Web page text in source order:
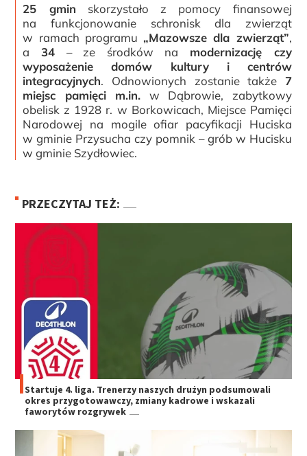
25 gmin skorzystało z pomocy finansowej
na funkcjonowanie schronisk dla zwierząt
w ramach programu „Mazowsze dla zwierząt”,
a34 – ze środków na modernizację czy
wyposażenie domów kultury i centrów
integracyjnych. Odnowionych zostanie także 7
miejsc pamięci m.in.w Dąbrowie, zabytkowy
obelisk z 1928 r. w Borkowicach, Miejsce Pamięci
Narodowej na mogile ofiar pacyfikacji Huciska
w gminie Przysucha czy pomnik – grób w Hucisku
w gminie Szydłowiec.
PRZECZYTAJ TEŻ:
Startuje 4. liga. Trenerzy naszych drużyn podsumowali
okres przygotowawczy, zmiany kadrowe i wskazali
faworytów rozgrywek